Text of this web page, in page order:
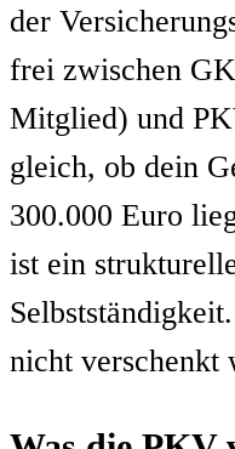
der
frei zwischen
Mitglied) und
gleich, ob dein
300.000 Euro
ist ein
nicht verschenkt